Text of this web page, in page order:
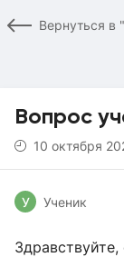
Вернуться в
Вопрос
10 октября
У Ученик